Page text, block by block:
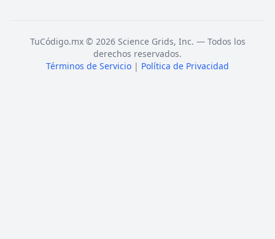
TuCódigo.mx © 2026 Science Grids, Inc. — Todos los
derechos reservados.
Términos de Servicio | Política de Privacidad